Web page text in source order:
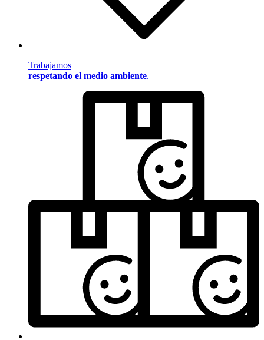
Trabajamos
respetando el medio ambiente.